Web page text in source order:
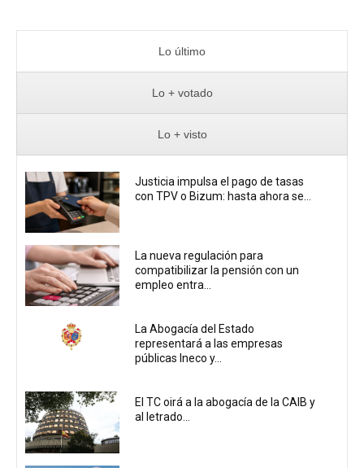
Lo último
Lo + votado
Lo + visto
Justicia impulsa el pago de tasas
con TPV o Bizum: hasta ahora se...
La nueva regulación para
compatibilizar la pensión con un
empleo entra...
La Abogacía del Estado
representará a las empresas
públicas Ineco y...
El TC oirá a la abogacía de la CAIB y
al letrado...